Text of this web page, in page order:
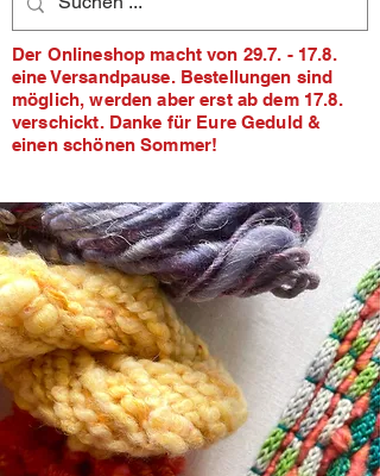
Der Onlineshop macht von 29.7. - 17.8.
eine Versandpause. Bestellungen sind
möglich, werden aber erst ab dem 17.8.
verschickt. Danke für Eure Geduld &
einen schönen Sommer!